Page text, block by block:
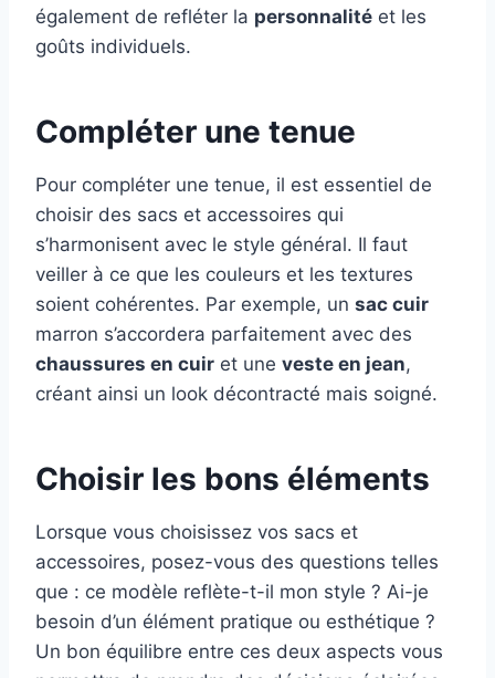
également de refléter la personnalité et les
goûts individuels.
Compléter une tenue
Pour compléter une tenue, il est essentiel de
choisir des sacs et accessoires qui
s’harmonisent avec le style général. Il faut
veiller à ce que les couleurs et les textures
soient cohérentes. Par exemple, un sac cuir
marron s’accordera parfaitement avec des
chaussures en cuir et une veste en jean,
créant ainsi un look décontracté mais soigné.
Choisir les bons éléments
Lorsque vous choisissez vos sacs et
accessoires, posez-vous des questions telles
que : ce modèle reflète-t-il mon style ? Ai-je
besoin d’un élément pratique ou esthétique ?
Un bon équilibre entre ces deux aspects vous